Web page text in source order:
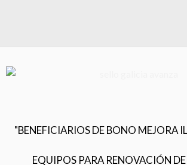
"BENEFICIARIOS DE BONO MEJORA
EQUIPOS PARA RENOVACIÓN